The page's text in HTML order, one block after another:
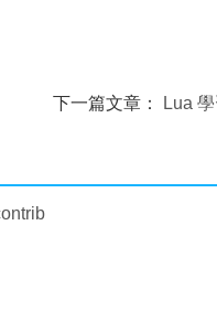
下一篇文章： Lua